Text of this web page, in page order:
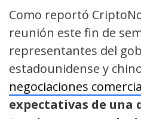
Como reportó
reunión este fin de
representantes del
estadounidense y
negociaciones
expectativas de una